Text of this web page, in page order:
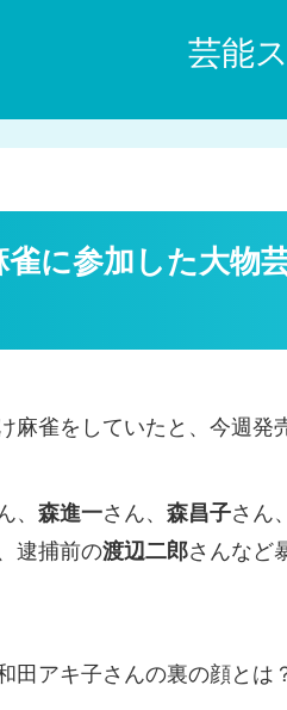
芸能
に参加した大物
麻雀をしていたと、今週発
、 森進一さん、 森昌子さん、
逮捕前の渡辺二郎さんなど
田アキ子さんの裏の顔とは